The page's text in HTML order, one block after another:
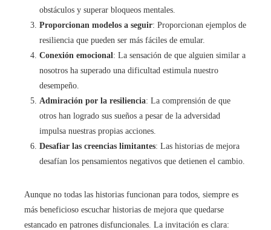
obstáculos y superar bloqueos mentales.
Proporcionan modelos a seguir: Proporcionan ejemplos de
resiliencia que pueden ser más fáciles de emular.
Conexión emocional : La sensación de que alguien similar a
nosotros ha superado una dificultad estimula nuestro
desempeño.
Admiración por la resiliencia: La comprensión de que
otros han logrado sus sueños a pesar de la adversidad
impulsa nuestras propias acciones.
Desafiar las creencias limitantes: Las historias de mejora
desafían los pensamientos negativos que detienen el cambio.
Aunque no todas las historias funcionan para todos, siempre es
más beneficioso escuchar historias de mejora que quedarse
estancado en patrones disfuncionales. La invitación es clara: